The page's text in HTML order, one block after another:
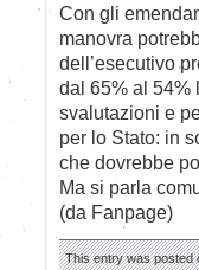
Con gli
manovra
dell’esecutivo
dal 65% al 54%
svalutazioni e
per lo Stato: in
che dovrebbe
Ma si parla
(da Fanpage)
This entry was posted